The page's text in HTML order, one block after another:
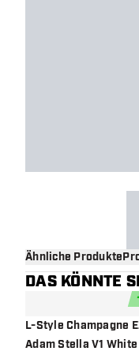
Ähnliche Produkte
DAS KÖNNTE
L-Style Champagne
Adam Stella V1